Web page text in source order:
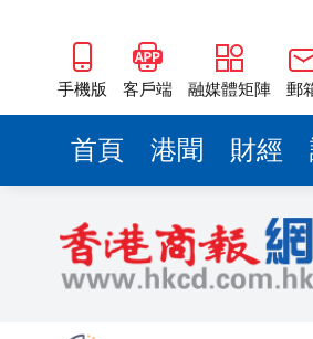
手機版 客戶端 融媒體矩陣 郵
首頁 港聞 財經
2025年海
山東26戶
瀋陽鐵西
有片丨外
50餘位頂